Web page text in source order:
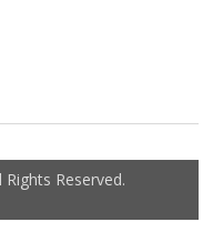
Rights Reserved.